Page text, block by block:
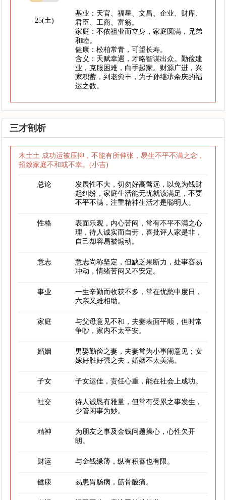
25(土)
基业：天官、福星、文昌、企业、财库、
君臣、工商、富翁。
家庭：不依祖业而立身，家庭圆满，兄弟
和睦。
健康：松柏常青，可望长寿。
含义：天赋幸遇，才略智谋出众。勤俭建
业，克服困难，白手起家。财源广进，兴
家积蓄，到老愈丰，为子孙继承余庆的福
运之数。
三才剖析
木土土 成功运被压抑，不能有所伸张，易生不平不满之念，
招致家庭不和或不幸。(小吉)
总论
发展性不大，切勿好高骛远，以免为钱财
起纠纷，家庭生活能无忧就该满足，不要
不平不满，注重精神生活才是聪明人。
性格
表面乐观，内心苦闷，常有不平不满之心
理，待人诚实而自劳，喜批评人家是非，
自己却容易被煽动。
意志
意志尚称坚定，但缺乏果断力，处事容易
冲动，情绪苦闷又不安定。
事业
一生辛勤而收获不多，常在忧愁中度日，
六亲又难相助。
家庭
与父母意见不和，夫妻表面平顺，但时常
争吵，家内不太平安。
婚姻
男娶勤俭之妻，夫妻常为小事闹意见；女
嫁好胜好强之夫，婚姻不太美满。
子女 子女运佳，责任心重，能在社会上成功。
社交
待人诚恳有雅量，但常有受累之事发生，
少管闲事为妙。
精神
为朋友之事及金钱问题操心，心性欠开
朗。
财运 与金钱缘薄，纵有积蓄也有限。
健康 易患胃肠病，筋骨酸痛。